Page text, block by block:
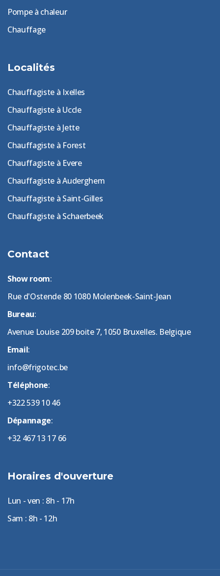
Pompe à chaleur
Chauffage
Localités
Chauffagiste à Ixelles
Chauffagiste à Uccle
Chauffagiste à Jette
Chauffagiste à Forest
Chauffagiste à Evere
Chauffagiste à Auderghem
Chauffagiste à Saint-Gilles
Chauffagiste à Schaerbeek
Contact
Show room:
Rue d'Ostende 80 1080 Molenbeek-Saint-Jean
Bureau:
Avenue Louise 209 boite 7, 1050 Bruxelles. Belgique
Email:
info@frigotec.be
Téléphone:
+322 539 10 46
Dépannage:
+32 467 13 17 66
Horaires d'ouverture
Lun - ven : 8h - 17h
Sam : 8h - 12h